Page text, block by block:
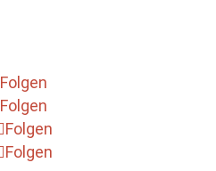
Folgen
Folgen
Folgen
Folgen